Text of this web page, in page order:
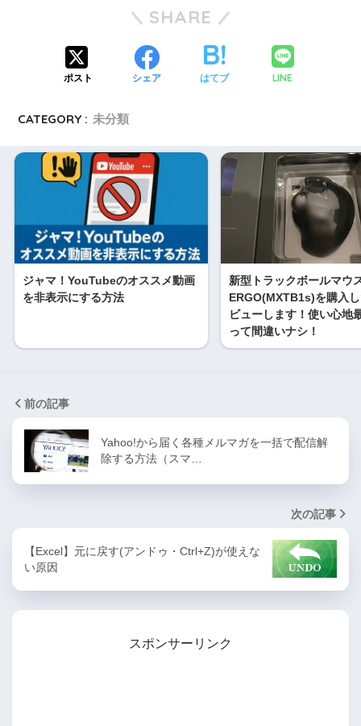
SHARE
ポスト シェア はてブ LINE
CATEGORY : 未分類
ジャマ！YouTubeのオススメ動画
を非表示にする方法
新型トラックボールマウ
ERGO(MXTB1s)を購入
ビューします！使い心地
って間違いナシ！
前の記事
Yahoo!から届く各種メルマガを一括で配信解
除する方法（スマ…
次の記事
【Excel】元に戻す(アンドゥ・Ctrl+Z)が使えな
い原因
スポンサーリンク